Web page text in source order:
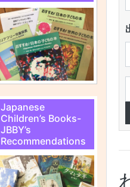
Japanese
Children’s Books-
JBBY’s
Recommendations